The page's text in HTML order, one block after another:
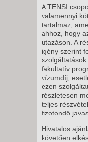
A TENSI
valamennyi
tartalmaz,
ahhoz, hogy
utazáson. A
igény szerint
szolgáltatások
fakultatív
vízumdíj,
ezen
részletesen
teljes
fizetendő
Hivatalos
követően